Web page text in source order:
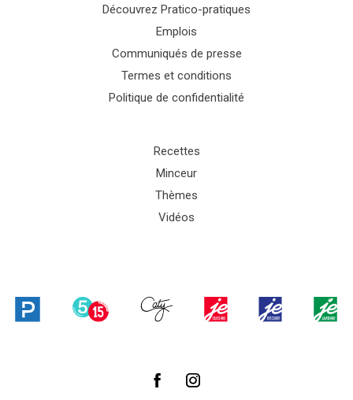
Découvrez Pratico-pratiques
Emplois
Communiqués de presse
Termes et conditions
Politique de confidentialité
Recettes
Minceur
Thèmes
Vidéos